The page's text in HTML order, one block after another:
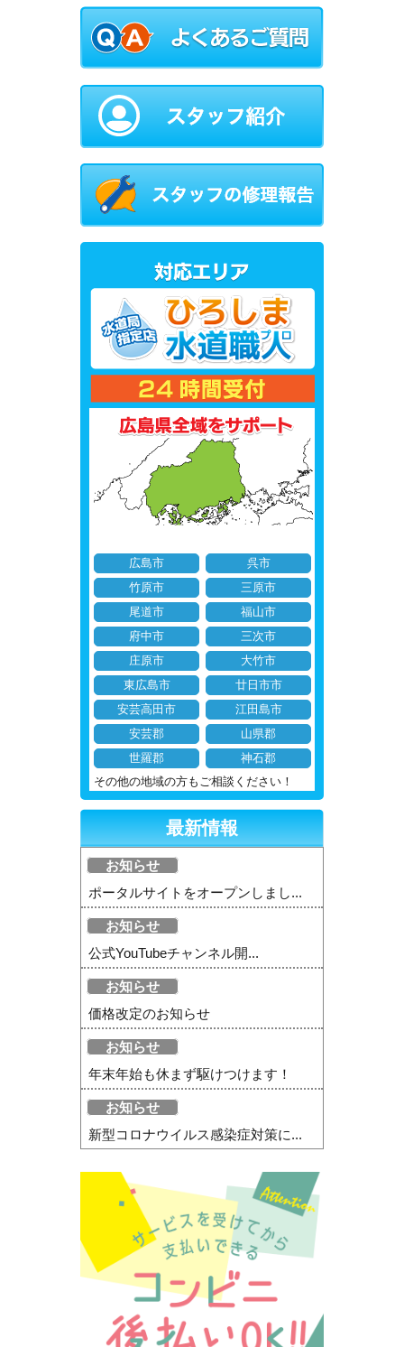
広島市
呉市
竹原市
三原市
尾道市
福山市
府中市
三次市
庄原市
大竹市
東広島市
廿日市市
安芸高田市
江田島市
安芸郡
山県郡
世羅郡
神石郡
その他の地域の方もご相談ください！
最新情報
お知らせ
ポータルサイトをオープンしまし...
お知らせ
公式YouTubeチャンネル開...
お知らせ
価格改定のお知らせ
お知らせ
年末年始も休まず駆けつけます！
お知らせ
新型コロナウイルス感染症対策に...